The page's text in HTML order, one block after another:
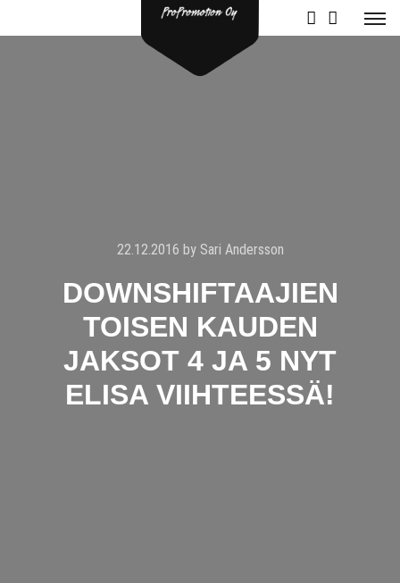
22.12.2016 by Sari Andersson
DOWNSHIFTAAJIEN
TOISEN KAUDEN
JAKSOT 4 JA 5 NYT
ELISA VIIHTEESSÄ!